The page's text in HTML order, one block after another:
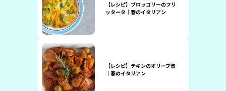
【レシピ】ブロッコリーのフリ
ッタータ｜春のイタリアン
【レシピ】チキンのオリーブ煮
｜春のイタリアン